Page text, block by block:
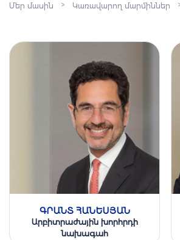
Մեր մասին > Կառավարող մարմիններ
ԳՐԱՆՏ ՀԱՆԵՍՅԱՆ
Արբիտրաժային խորհրդի
նախագահ